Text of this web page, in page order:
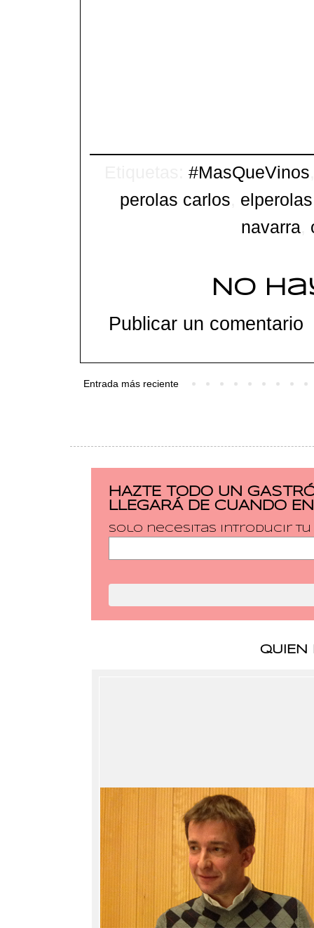
#MasQueVinos
perolas carlos elperolas
navarra
No
Publicar un comentario
Entrada más reciente
HAZTE TODO UN
LLEGARÁ DE CUANDO
Solo necesitas introducir
QUIEN